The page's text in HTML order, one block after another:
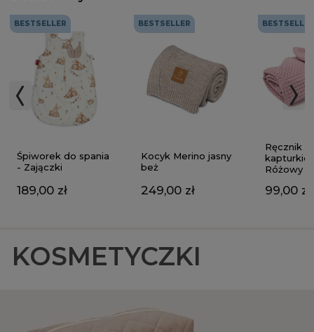
BESTSELLER
Śpiworek do spania
- Zajączki
189,00 zł
BESTSELLER
Kocyk Merino jasny
beż
249,00 zł
BESTSELLER
Ręcznik z
Różowy
99,00 zł
KOSMETYCZKI